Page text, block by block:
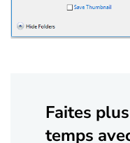
Faites
temps